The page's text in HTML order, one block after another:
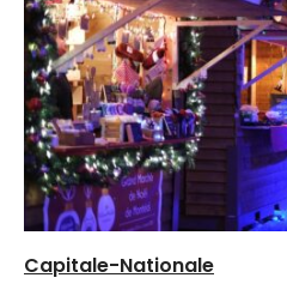
Capitale-Nationale